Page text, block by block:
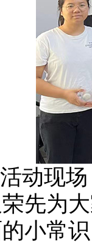
活动现
先为
小常